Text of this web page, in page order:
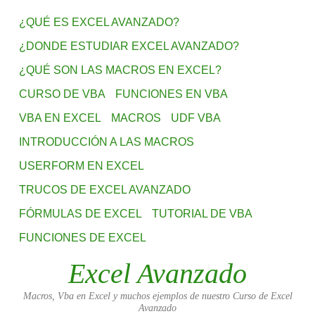
¿QUÉ ES EXCEL AVANZADO?
¿DONDE ESTUDIAR EXCEL AVANZADO?
¿QUÉ SON LAS MACROS EN EXCEL?
CURSO DE VBA
FUNCIONES EN VBA
VBA EN EXCEL
MACROS
UDF VBA
INTRODUCCIÓN A LAS MACROS
USERFORM EN EXCEL
TRUCOS DE EXCEL AVANZADO
FÓRMULAS DE EXCEL
TUTORIAL DE VBA
FUNCIONES DE EXCEL
Excel Avanzado
Macros, Vba en Excel y muchos ejemplos de nuestro Curso de Excel
Avanzado